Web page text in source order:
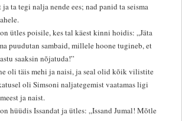
ta tegi nalja nende ees; nad panid ta seisma
ütles poisile, kes tal käest kinni hoidis: „Jäta
puudutan sambaid, millele hoone tugineb, et
saaksin nõjatuda!”
oli täis mehi ja naisi, ja seal olid kõik vilistite
oli Simsoni naljategemist vaatamas ligi
ja naist.
hüüdis Issandat ja ütles: „Issand Jumal! Mõtle